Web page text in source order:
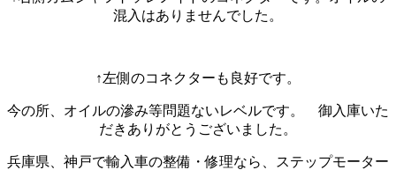
混入はありませんでした。
↑左側のコネクターも良好です。
今の所、オイルの滲み等問題ないレベルです。 御入庫いた
だきありがとうございました。
兵庫県、神戸で輸入車の整備・修理なら、ステップモーター